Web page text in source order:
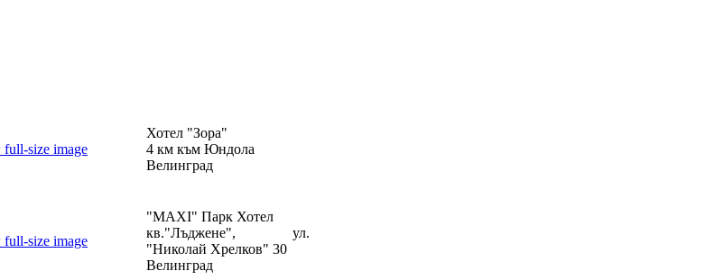
Хотел "Зора"
4 км към Юндола
Велинград
"MAXI" Парк Хотел
кв."Лъджене", ул.
"Николай Хрелков" 30
Велинград